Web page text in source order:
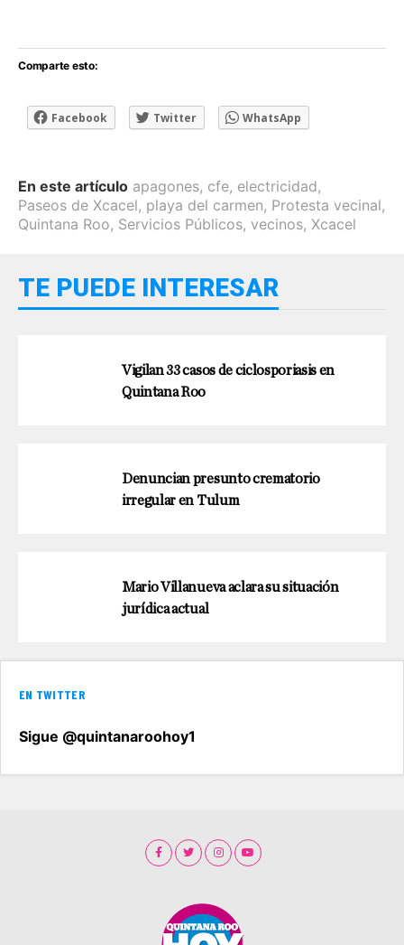
Comparte esto:
Facebook Twitter WhatsApp
En este artículo apagones, cfe, electricidad,
Paseos de Xcacel, playa del carmen, Protesta vecinal,
Quintana Roo, Servicios Públicos, vecinos, Xcacel
TE PUEDE INTERESAR
Vigilan 33 casos de ciclosporiasis en
Quintana Roo
Denuncian presunto crematorio
irregular en Tulum
Mario Villanueva aclara su situación
jurídica actual
EN TWITTER
Sigue @quintanaroohoy1